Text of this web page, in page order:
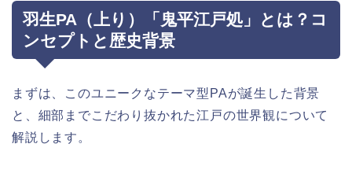
羽生PA（上り）「鬼平江戸処」とは？コ
ンセプトと歴史背景
まずは、このユニークなテーマ型PAが誕生した背景
と、細部までこだわり抜かれた江戸の世界観について
解説します。